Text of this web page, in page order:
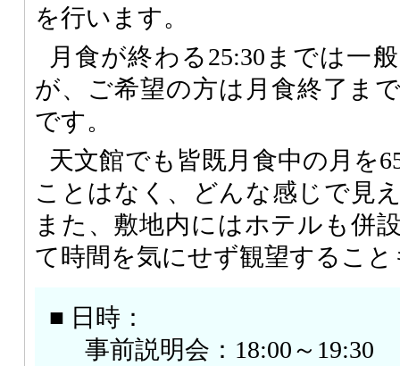
を行います。
月食が終わる25:30までは一
が、ご希望の方は月食終了ま
です。
天文館でも皆既月食中の月を
ことはなく、どんな感じで見
また、敷地内にはホテルも併
て時間を気にせず観望するこ
■ 日時：
事前説明会：18:00～19:30